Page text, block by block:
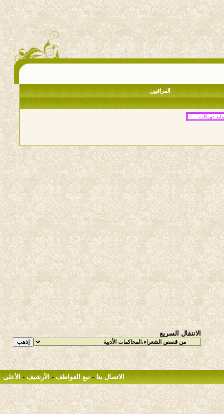
المراقبين
الانتقال السريع
الاتصال بنا - نبع العواطف - الأرشيف - الأعلى